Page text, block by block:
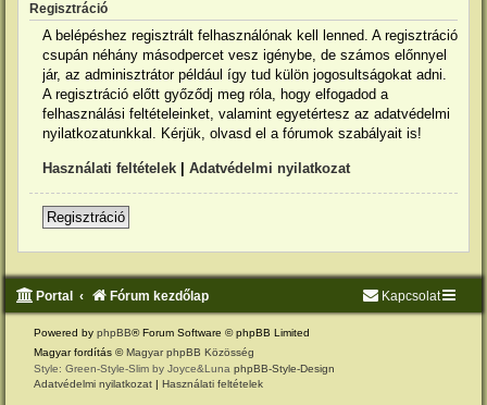
Regisztráció
A belépéshez regisztrált felhasználónak kell lenned. A regisztráció
csupán néhány másodpercet vesz igénybe, de számos előnnyel
jár, az adminisztrátor például így tud külön jogosultságokat adni.
A regisztráció előtt győződj meg róla, hogy elfogadod a
felhasználási feltételeinket, valamint egyetértesz az adatvédelmi
nyilatkozatunkkal. Kérjük, olvasd el a fórumok szabályait is!
Használati feltételek | Adatvédelmi nyilatkozat
Regisztráció
Portal Fórum kezdőlap Kapcsolat
Powered by phpBB® Forum Software © phpBB Limited
Magyar fordítás ©Magyar phpBB Közösség
Style: Green-Style-Slim by Joyce&Luna phpBB-Style-Design
Adatvédelmi nyilatkozat | Használati feltételek